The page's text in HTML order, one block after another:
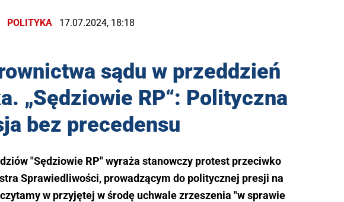
POLITYKA 17.07.2024, 18:18
sądu w przeddzień
„Sędziowie RP“: Polityczna
bez precedensu
"Sędziowie RP" wyraża stanowczy protest przeciwko
Sprawiedliwości, prowadzącym do politycznej presji na
w przyjętej w środę uchwale zrzeszenia "w sprawie